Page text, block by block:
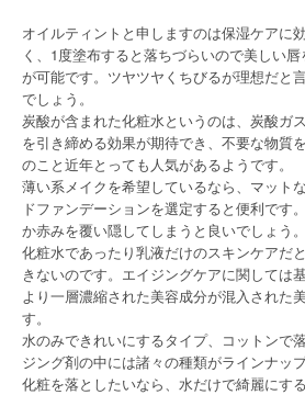
オイルティントと申しますのは保湿ケアに
く、1度塗布すると落ちづらいので美しい
が可能です。ツヤツヤくちびるが理想だと
でしょう。
炭酸が含まれた化粧水というのは、炭酸ガ
を引き締める効果が期待でき、不要な物質
のこと近年とっても人気があるようです。
薄い系メイクを希望しているなら、マット
ドファンデーションを選定すると便利です
か赤みを覆い隠してしまうと良いでしょう。
化粧水であったり乳液だけのスキンケアだ
きないのです。エイジングケアに関しては
より一層濃縮された美容成分が混入された
す。
水のみできれいにするタイプ、コットンで
ジング剤の中には諸々の種類がラインナッ
化粧を落としたいなら、水だけで綺麗にす